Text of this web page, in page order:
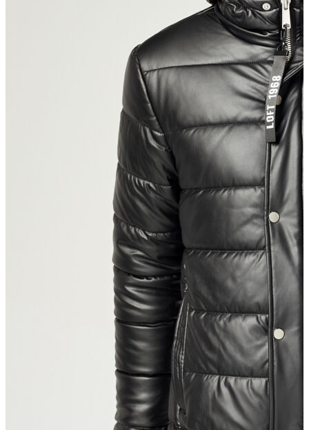
Yağmurluk
Trenchcoat
Jean Pantolon
Pantolon
Sweatshirt
Gömlek
Ceket
Eşofman Altı
T-shirt
Polo K.Kol
Hırka
Kazak
Kaban
Trenchcoat
Öne Çıkanlar
Öne Çıkanlar
Yaz Ürünleri
İndirimdekiler